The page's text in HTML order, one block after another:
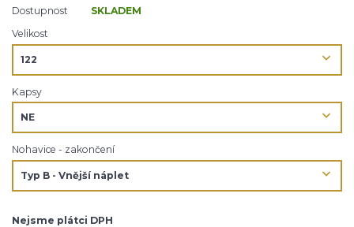
Dostupnost
SKLADEM
Velikost
Kapsy
Nohavice - zakončení
Nejsme plátci DPH